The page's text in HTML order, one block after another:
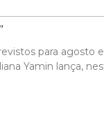
para agosto
Yamin lança,